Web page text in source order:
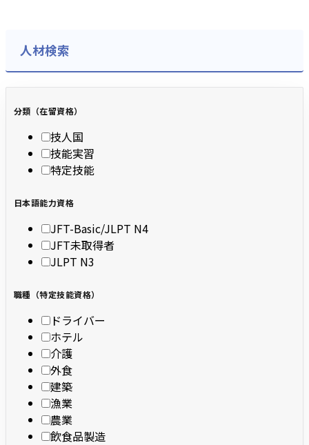
人材検索
分類（在留資格）
技人国
技能実習
特定技能
日本語能力資格
JFT-Basic/JLPT N4
JFT未取得者
JLPT N3
職種（特定技能資格）
ドライバー
ホテル
介護
外食
建築
漁業
農業
飲食品製造